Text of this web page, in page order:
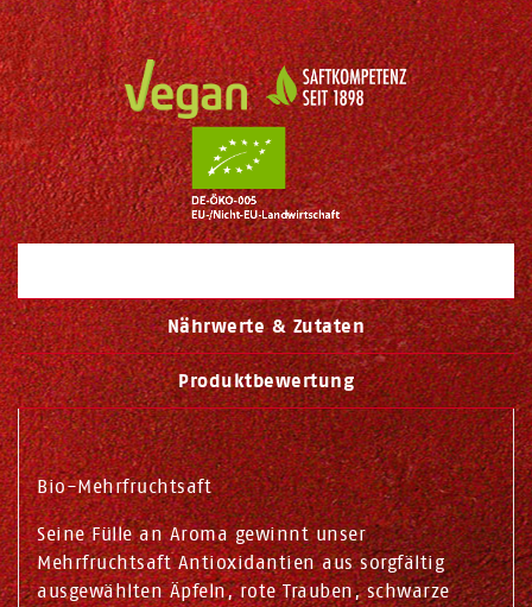
Nährwerte & Zutaten
Produktbewertung
Bio-Mehrfruchtsaft
Seine Fülle an Aroma gewinnt unser
Mehrfruchtsaft Antioxidantien aus sorgfältig
ausgewählten Äpfeln, rote Trauben, schwarze